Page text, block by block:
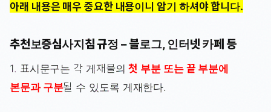
아래 내용은 매우 중요한 내용이니 암기 하셔야 합니다.
추천보증심사지침 규정 – 블로그, 인터넷 카페 등
1. 표시문구는 각 게재물의첫 부분 또는 끝 부분에
본문과 구분될 수 있도록 게재한다.